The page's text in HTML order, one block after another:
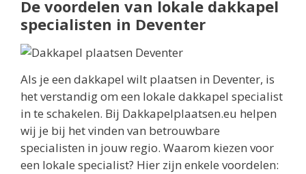
De voordelen van lokale dakkapel
specialisten in Deventer
Als je een dakkapel wilt plaatsen in Deventer, is
het verstandig om een lokale dakkapel specialist
in te schakelen. Bij Dakkapelplaatsen.eu helpen
wij je bij het vinden van betrouwbare
specialisten in jouw regio. Waarom kiezen voor
een lokale specialist? Hier zijn enkele voordelen: